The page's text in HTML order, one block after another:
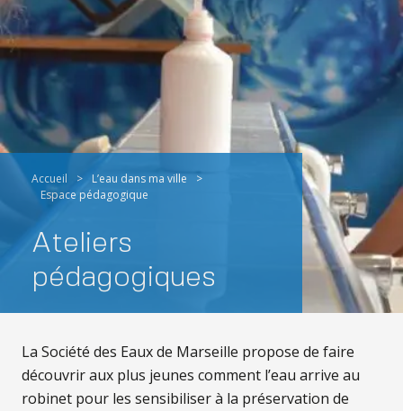
Accueil > L’eau dans ma ville
>
Espace pédagogique
Ateliers
pédagogiques
La Société des Eaux de Marseille propose de faire
découvrir aux plus jeunes comment l’eau arrive au
robinet pour les sensibiliser à la préservation de